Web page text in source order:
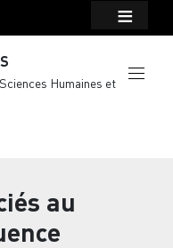
Humaines et
au